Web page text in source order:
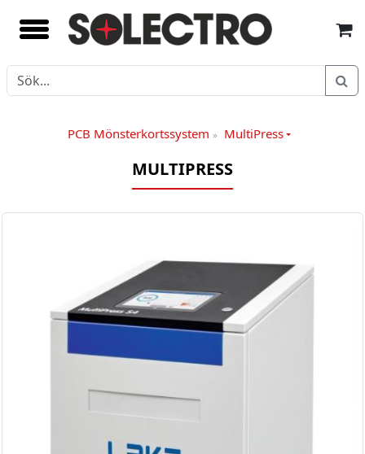
PCB Mönsterkortssystem» MultiPress
MULTIPRESS